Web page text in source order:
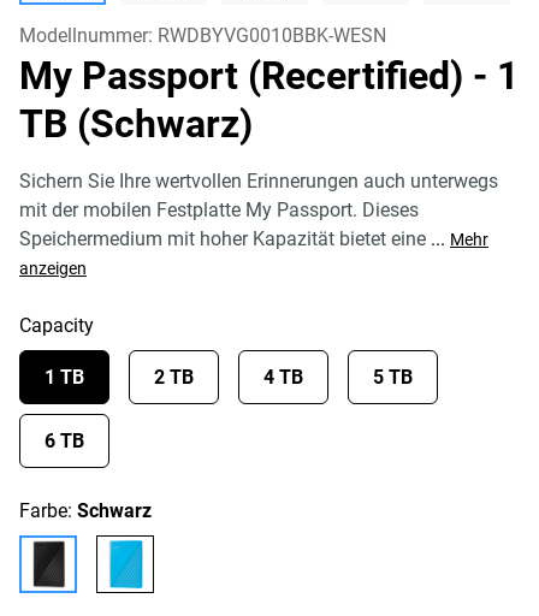
Modellnummer: RWDBYVG0010BBK-WESN
My Passport (Recertified) - 1
TB (Schwarz)
Sichern Sie Ihre wertvollen Erinnerungen auch unterwegs
mit der mobilen Festplatte My Passport. Dieses
Speichermedium mit hoher Kapazität bietet eine ... Mehr
anzeigen
Capacity
1 TB 2 TB 4 TB 5 TB
6 TB
Farbe: Schwarz